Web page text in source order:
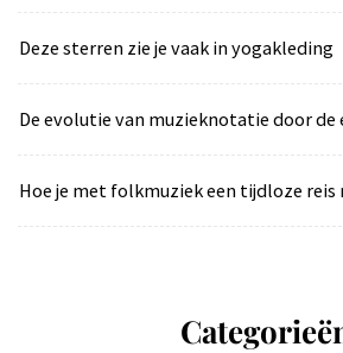
Deze sterren zie je vaak in yogakleding
De evolutie van muzieknotatie door de
Hoe je met folkmuziek een tijdloze reis